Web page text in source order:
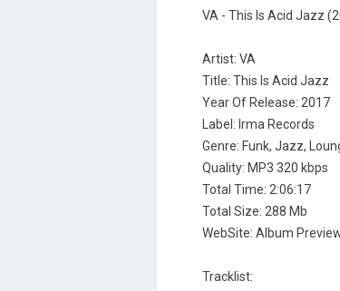
VA - This Is Acid Jazz
Artist: VA
Title: This Is Acid Jazz
Year Of Release: 2017
Label: Irma Records
Genre: Funk, Jazz,
Quality: MP3 320 kbps
Total Time: 2:06:17
Total Size: 288 Mb
WebSite: Album
Tracklist: